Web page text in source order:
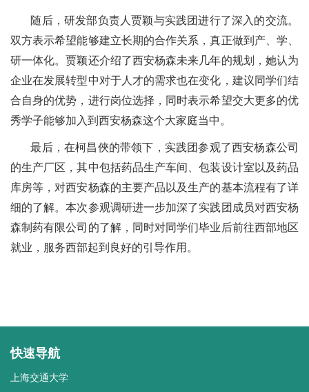
随后，研发部负责人贾颖与实践团进行了深入的交流。
双方表示希望能够建立长期的合作关系，真正做到产、学、
研一体化。贾颖还介绍了西安杨森未来几年的规划，她认为
企业在发展转型中对于人才的需求也在变化，建议同学们结
合自身的优势，进行岗位选择，同时表示希望交大更多的优
秀学子能够加入到西安杨森这个大家庭当中。
最后，在柯昌俠的带领下，实践团参观了西安杨森公司
的生产厂区，其中包括药品生产车间、包装设计室以及药品
库房等，对西安杨森的主要产品以及生产的基本流程有了详
细的了解。本次参观调研进一步加深了实践团成员对西安杨
森制药有限公司的了解，同时对同学们毕业后前往西部地区
就业，服务西部起到良好的引导作用。
快速导航
上海交通大学